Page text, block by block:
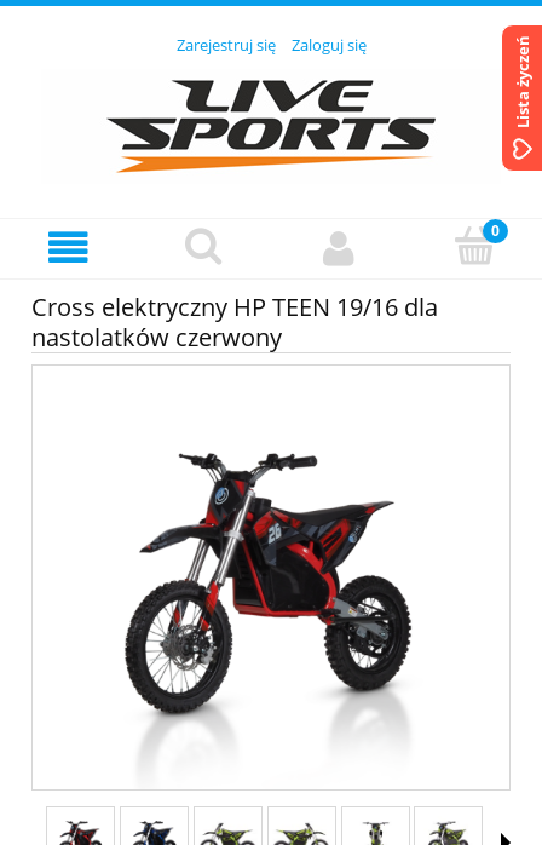
Zarejestruj się Zaloguj się
Cross elektryczny HP TEEN 19/16 dla
nastolatków czerwony
Lista życzeń